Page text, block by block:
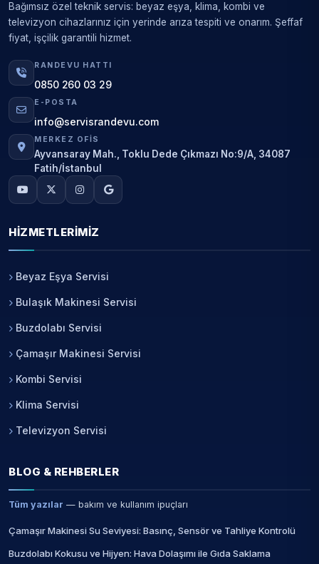
Bağımsız özel teknik servis: beyaz eşya, klima, kombi ve
televizyon cihazlarınız için yerinde arıza tespiti ve onarım. Şeffaf
fiyat, işçilik garantili hizmet.
RANDEVU HATTI
0850 260 03 29
E-POSTA
info@servisrandevu.com
MERKEZ OFIS
Ayvansaray Mah., Toklu Dede Çıkmazı No:9/A, 34087
Fatih/İstanbul
HIZMETLERIMIZ
Beyaz Eşya Servisi
Bulaşık Makinesi Servisi
Buzdolabı Servisi
Çamaşır Makinesi Servisi
Kombi Servisi
Klima Servisi
Televizyon Servisi
BLOG & REHBERLER
Tüm yazılar — bakım ve kullanım ipuçları
Çamaşır Makinesi Su Seviyesi: Basınç, Sensör ve Tahliye Kontrolü
Buzdolabı Kokusu ve Hijyen: Hava Dolaşımı ile Gıda Saklama